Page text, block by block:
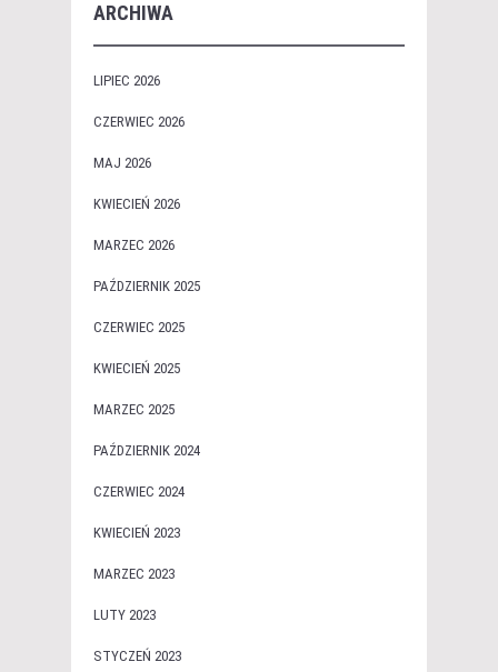
ARCHIWA
LIPIEC 2026
CZERWIEC 2026
MAJ 2026
KWIECIEŃ 2026
MARZEC 2026
PAŹDZIERNIK 2025
CZERWIEC 2025
KWIECIEŃ 2025
MARZEC 2025
PAŹDZIERNIK 2024
CZERWIEC 2024
KWIECIEŃ 2023
MARZEC 2023
LUTY 2023
STYCZEŃ 2023